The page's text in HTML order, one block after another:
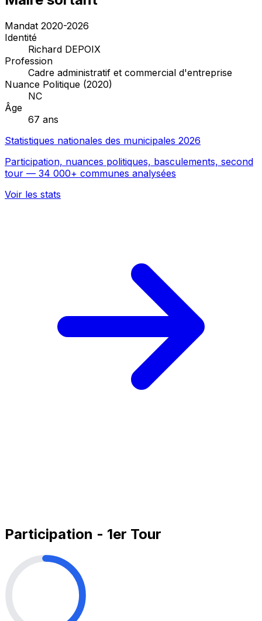
Mandat 2020-2026
Identité
Richard DEPOIX
Profession
Cadre administratif et commercial d'entreprise
Nuance Politique (2020)
NC
Âge
67 ans
Statistiques nationales des municipales 2026
Participation, nuances politiques, basculements, second
tour — 34 000+ communes analysées
Voir les stats
Participation - 1er Tour